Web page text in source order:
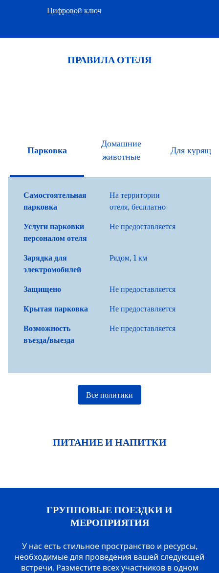
Цифровой ключ
ПРАВИЛА ОТЕЛЯ
Парковка
Домашние
животные
Для
Самостоятельная
парковка
На территории
отеля, бесплатно
Услуги парковки
персоналом отеля
Не предоставляется
Зарядка для
электромобилей
Рядом, 1 км
Защищено
Не предоставляется
Крытая парковка
Не предоставляется
Возможность
въезда/выезда
Не предоставляется
Все политики
ПИТАНИЕ И НАПИТКИ
ГРУППОВЫЕ ПОЕЗДКИ И
МЕРОПРИЯТИЯ
У нас есть стильное пространство и ресурсы,
необходимые для проведения вашей следующей
встречи. Разместите всех участников в одном